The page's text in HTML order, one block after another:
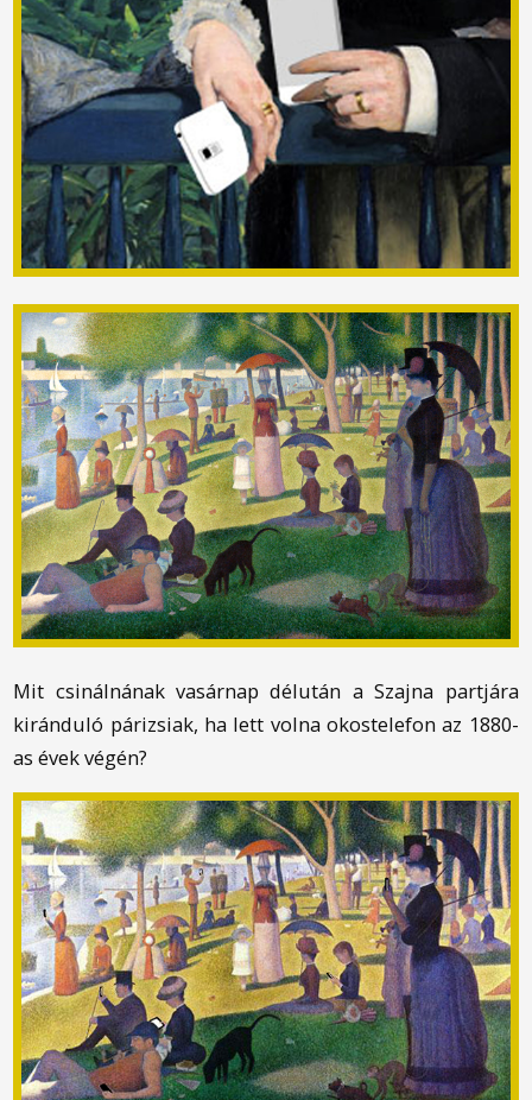
Mit csinálnának vasárnap délután a Szajna partjára
kiránduló párizsiak, ha lett volna okostelefon az 1880-
as évek végén?